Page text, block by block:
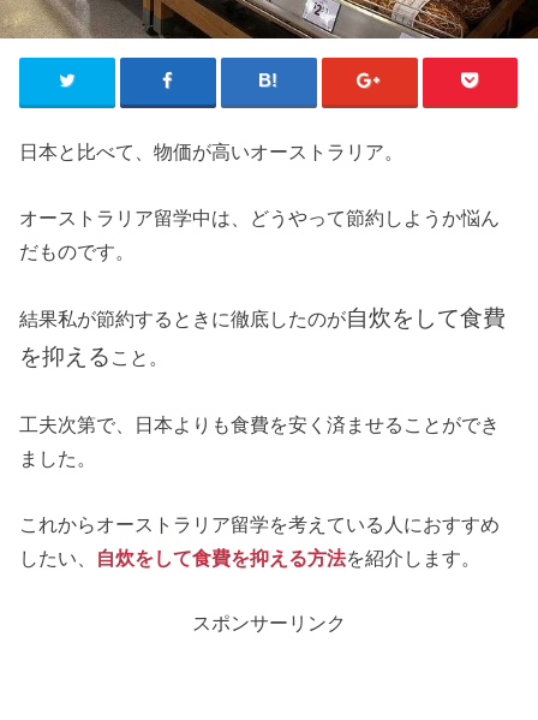
日本と比べて、物価が高いオーストラリア。
オーストラリア留学中は、どうやって節約しようか悩ん
だものです。
結果私が節約するときに徹底したのが自炊をして食費
を抑える こと。
工夫次第で、日本よりも食費を安く済ませることができ
ました。
これからオーストラリア留学を考えている人におすすめ
したい、 自炊をして食費を抑える方法を紹介します。
スポンサーリンク